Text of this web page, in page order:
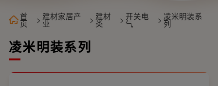
凌米明装系列
首
页 > 建材家居产
业 > 建材
类 > 开关电
气 > 凌米明装系
列